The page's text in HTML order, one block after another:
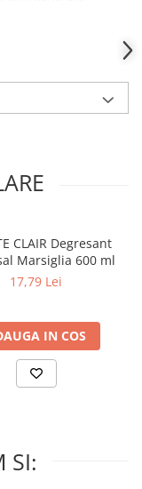
oglinzi și duș.
este disponibil și
CLAIR Degresant
Marsiglia 600 ml
17,79 Lei
IN COS
SI: